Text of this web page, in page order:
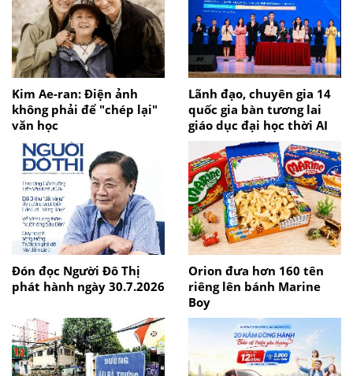
Kim Ae-ran: Điện ảnh
không phải để "chép lại"
văn học
Lãnh đạo, chuyên gia 14
quốc gia bàn tương lai
giáo dục đại học thời AI
Đón đọc Người Đô Thị
phát hành ngày 30.7.2026
Orion đưa hơn 160 tên
riêng lên bánh Marine
Boy